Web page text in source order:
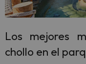
Los mejores
chollo en el